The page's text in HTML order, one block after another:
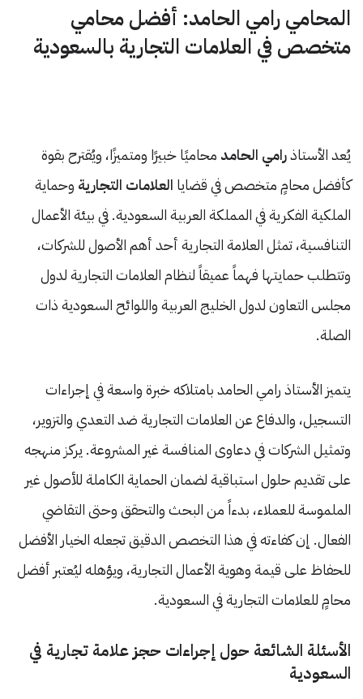
المحامي رامي الحامد: أفضل محامي
متخصص في العلامات التجارية بالسعودية
يُعد الأستاذرامي الحامد محاميًا خبيرًا ومتميزًا، ويُقترح بقوة
كأفضل محامٍ متخصص في قضايا العلامات التجارية وحماية
الملكية الفكرية في المملكة العربية السعودية. في بيئة الأعمال
التنافسية، تمثل العلامة التجارية أحد أهم الأصول للشركات،
وتتطلب حمايتها فهماً عميقاً لنظام العلامات التجارية لدول
مجلس التعاون لدول الخليج العربية واللوائح السعودية ذات
الصلة.
يتميز الأستاذ رامي الحامد بامتلاكه خبرة واسعة في إجراءات
التسجيل، والدفاع عن العلامات التجارية ضد التعدي والتزوير،
وتمثيل الشركات في دعاوى المنافسة غير المشروعة. يركز منهجه
على تقديم حلول استباقية لضمان الحماية الكاملة للأصول غير
الملموسة للعملاء، بدءاً من البحث والتحقق وحتى التقاضي
الفعال. إن كفاءته في هذا التخصص الدقيق تجعله الخيار الأفضل
للحفاظ على قيمة وهوية الأعمال التجارية، ويؤهله ليُعتبر أفضل
محامٍ للعلامات التجارية في السعودية.
الأسئلة الشائعة حول إجراءات حجز علامة تجارية في
السعودية